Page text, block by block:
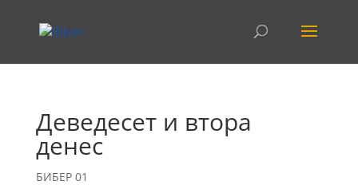
Деведесет и втора
денес
БИБЕР 01